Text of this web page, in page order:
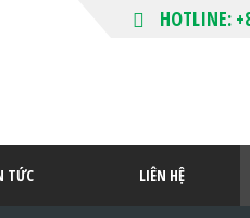
HOTLINE:
TỨC LIÊN HỆ